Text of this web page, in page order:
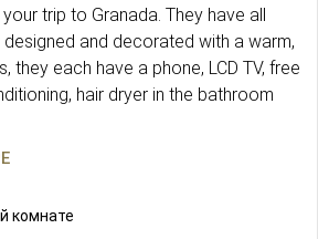
trip to Granada. They have all
and decorated with a warm,
they each have a phone, LCD TV, free
hair dryer in the bathroom
комнате